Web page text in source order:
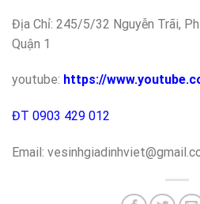
Địa Chỉ: 245/5/32 Nguyễn Trãi,
Quận 1
youtube: https://
ĐT 0903 429 012
Email: